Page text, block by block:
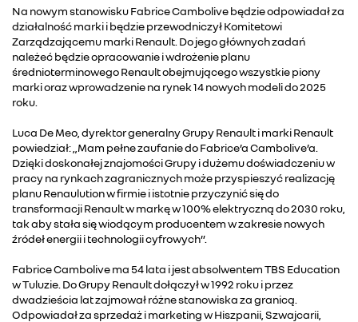
Na nowym stanowisku Fabrice Cambolive będzie odpowiadał za
działalność marki i będzie przewodniczył Komitetowi
Zarządzającemu marki Renault. Do jego głównych zadań
należeć będzie opracowanie i wdrożenie planu
średnioterminowego Renault obejmującego wszystkie piony
marki oraz wprowadzenie na rynek 14 nowych modeli do 2025
roku.
Luca De Meo, dyrektor generalny Grupy Renault i marki Renault
powiedział: „Mam pełne zaufanie do Fabrice’a Cambolive’a.
Dzięki doskonałej znajomości Grupy i dużemu doświadczeniu w
pracy na rynkach zagranicznych może przyspieszyć realizację
planu Renaulution w firmie i istotnie przyczynić się do
transformacji Renault w markę w 100% elektryczną do 2030 roku,
tak aby stała się wiodącym producentem w zakresie nowych
źródeł energii i technologii cyfrowych”.
Fabrice Cambolive ma 54 lata i jest absolwentem TBS Education
w Tuluzie. Do Grupy Renault dołączył w 1992 roku i przez
dwadzieścia lat zajmował różne stanowiska za granicą.
Odpowiadał za sprzedaż i marketing w Hiszpanii, Szwajcarii,